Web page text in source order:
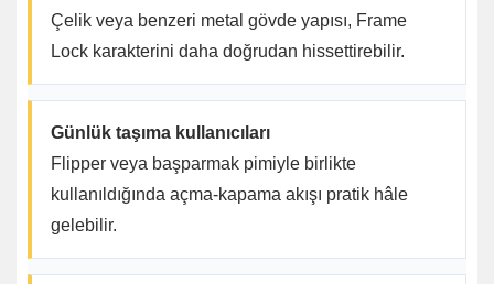
Çelik veya benzeri metal gövde yapısı, Frame
Lock karakterini daha doğrudan hissettirebilir.
Günlük taşıma kullanıcıları
Flipper veya başparmak pimiyle birlikte
kullanıldığında açma-kapama akışı pratik hâle
gelebilir.